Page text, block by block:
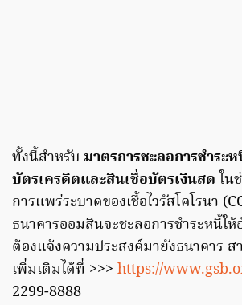
ทั้งนี้สำหรับ มาตรการชะลอการชำระ
บัตรเครดิตและสินเชื่อบัตรเงินสด ใน
การแพร่ระบาดของเชื้อไวรัสโคโรนา
ธนาคารออมสินจะชะลอการชำระหนี้ใ
ต้องแจ้งความประสงค์มายังธนาคาร
เพิ่มเติมได้ที่ >>> https://
2299-8888